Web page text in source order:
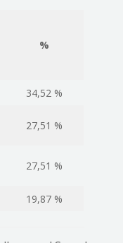
%
34,52 %
27,51 %
27,51 %
19,87 %